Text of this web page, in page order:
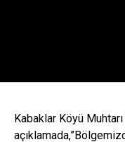
Kabaklar Köyü